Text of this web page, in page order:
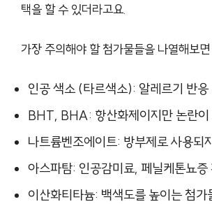
택을 할 수 있더라고요.
가장 주의해야 할 첨가물들을 나열해보
인공 색소 (타르색소): 알레르기 반응
BHT, BHA: 항산화제이지만 논란이
나트륨벤조에이트: 방부제로 사용되
아스파탐: 인공감미료, 페닐케톤뇨증
이산화티타늄: 백색도를 높이는 첨가